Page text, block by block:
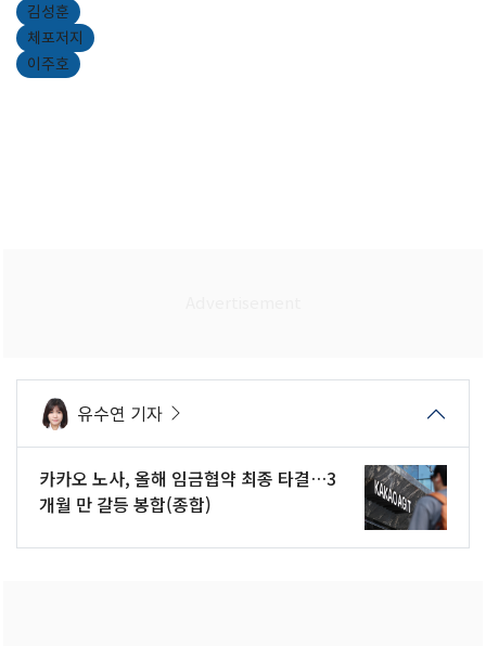
김성훈
체포저지
이주호
유수연 기자
카카오 노사, 올해 임금협약 최종 타결…3
개월 만 갈등 봉합(종합)